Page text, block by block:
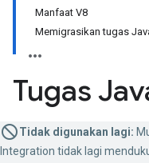
Manfaat V8
Memigrasikan tugas
Tugas
Tidak digunakan lagi:
Integration tidak lagi